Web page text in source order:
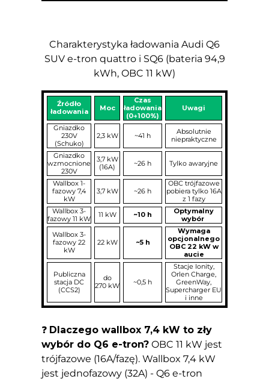
Charakterystyka ładowania Audi Q6
SUV e-tron quattro i SQ6 (bateria 94,9
kWh, OBC 11 kW)
Źródło
ładowania
Moc
Czas
ładowania
(0→100%)
Uwagi
Gniazdko
230V
(Schuko)
2,3 kW ~41 h
Absolutnie
niepraktyczne
Gniazdko
wzmocnione
230V
3,7 kW
(16A)
~26 h Tylko awaryjne
Wallbox 1-
fazowy 7,4
kW
3,7 kW ~26 h
OBC trójfazowe
pobiera tylko 16A
z 1 fazy
Wallbox 3-
fazowy 11 kW
11 kW ~10 h
Optymalny
wybór
Wallbox 3-
fazowy 22
kW
22 kW ~5 h
Wymaga
opcjonalnego
OBC 22 kW w
aucie
Publiczna
stacja DC
(CCS2)
do
270 kW
~0,5 h
Stacje Ionity,
Orlen Charge,
GreenWay,
Supercharger EU
i inne
❓ Dlaczego wallbox 7,4 kW to zły
wybór do Q6 e-tron? OBC 11 kW jest
trójfazowe (16A/fazę). Wallbox 7,4 kW
jest jednofazowy (32A) - Q6 e-tron
Zgoda na pliki cookie